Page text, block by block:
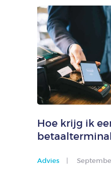
VERGELIJKING
RECENSIE
TROUWENS
Hoe krijg ik
Advies